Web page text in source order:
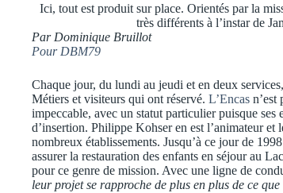
Ici, tout est produit sur place. Orientés par la
très différents à l’instar de
Par Dominique Bruillot
Pour DBM79
Chaque jour, du lundi au jeudi et en deux
Métiers et visiteurs qui ont réservé. L’Encas n’est
impeccable, avec un statut particulier puisque
d’insertion. Philippe Kohser en est l’animateur
nombreux établissements. Jusqu’à ce jour de
assurer la restauration des enfants en séjour au
pour ce genre de mission. Avec une ligne de
leur projet se rapproche de plus en plus de ce